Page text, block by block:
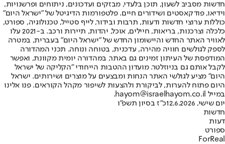
חדשות מסביב לשעון, תוכן בלעדי, מבזקים ועדכונים, ניתוחים ופרשנויות,
וידיאו, פודקאסטים ושידורים חיים. פלטפורמות הדיגיטל של "ישראל היום"
כוללות ערוצי חדשות ודעות, תרבות ובידור, לייף סטייל, טכנולוגיה, ספורט,
כלכלה וצרכנות, בריאות, חיילים, אוכל, יהדות, תיירות ורכב. ב-2021 עלו
לאוויר האתר החדש והיישומון החדש של "ישראל היום" בעברית, במטרה
לספק לגולשים חוויה מהירה, עדכנית, בטוחה ונוחה. תכני המהדורה
המודפסת של העיתון זמינים גם באתר, במהדורה יומית מקוונת, ואפשר
לקבל אותם גם בניוזלטר. מועדון ההטבות הייחודי "הקליקה של ישראל
היום" מציע לגולשי האתר הנחות ומבצעים על מוצרים ושירותים. ישראל
היום פתוח להערות, לביקורת ולהצעות לשיפור מקהל הקוראים. פנו אלינו
במייל hayom@israelhayom.co.il.
יום שישי, 12.6.2026
כ"ז בסיון תשפ"ו
חדשות
דעות
ספורט
ForReal